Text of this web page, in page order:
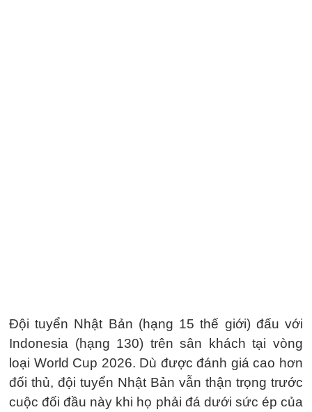
Đội tuyển Nhật Bản (hạng 15 thế giới) đấu với
Indonesia (hạng 130) trên sân khách tại vòng
loại World Cup 2026. Dù được đánh giá cao hơn
đối thủ, đội tuyển Nhật Bản vẫn thận trọng trước
cuộc đối đầu này khi họ phải đá dưới sức ép của